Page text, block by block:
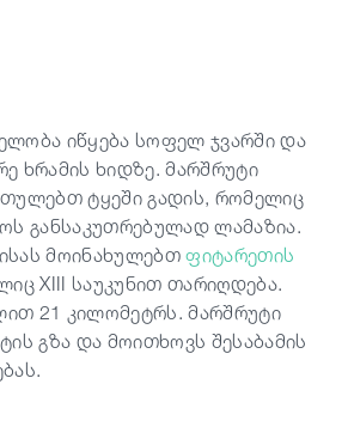
იწყება სოფელ ჯვარში და
ხრამის ხიდზე. მარშრუტი
ტყეში გადის, რომელიც
განსაკუთრებულად ლამაზია.
მოინახულებთფიტარეთის
XIII საუკუნით თარიღდება.
21 კილომეტრს. მარშრუტი
გზა და მოითხოვს შესაბამის